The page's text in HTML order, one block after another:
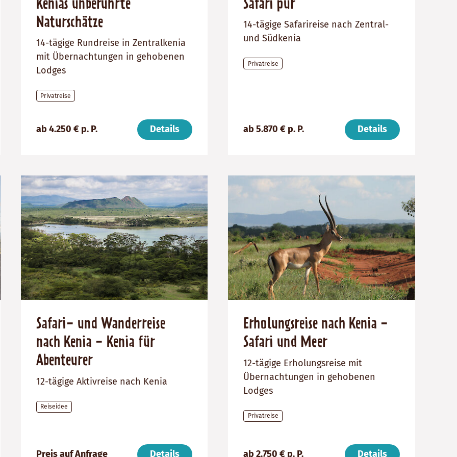
Kenias unberührte
Naturschätze
14-tägige Rundreise in Zentralkenia
mit Übernachtungen in gehobenen
Lodges
Privatreise
ab 4.250 € p. P. Details
(ab):
14
Kenia
Safari pur
14-tägige Safarireise nach Zentral-
und Südkenia
Privatreise
ab 5.870 € p. P. Details
Safari- und Wanderreise
nach Kenia - Kenia für
Abenteurer
12-tägige Aktivreise nach Kenia
Reiseidee
Preis auf Anfrage Details
Tage
Erholungsreise nach Kenia -
Safari und Meer
12-tägige Erholungsreise mit
Übernachtungen in gehobenen
Lodges
Privatreise
ab 2.750 € p. P. Details
(ab):
12
Kenia